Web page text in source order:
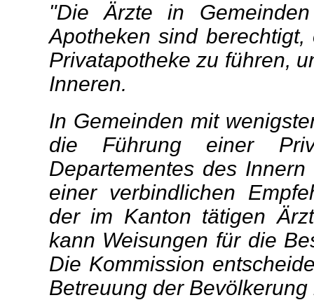
"Die Ärzte in
Apotheken sind
Privatapotheke zu führen,
Inneren.
In Gemeinden mit
die Führung einer
Departementes des
einer verbindlichen
der im Kanton tätigen
kann Weisungen für die
Die Kommission
Betreuung der